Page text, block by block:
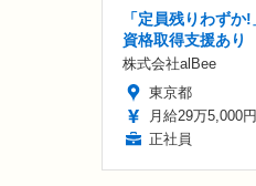
「定員残りわず
資格取得支援あり
株式会社alBee
東京都
月給29万5,000
正社員